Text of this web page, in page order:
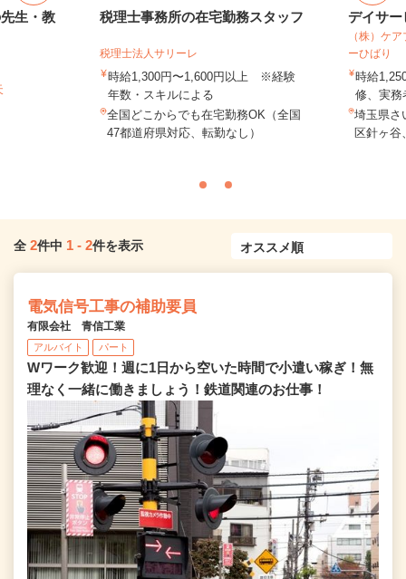
生・教 税理士事務所の在宅勤務スタッフ
税理士法人サリーレ
時給1,300円〜1,600円以上 ※経験
年数・スキルによる
全国どこからでも在宅勤務OK（全国
47都道府県対応、転勤なし）
デイサー
（株）ケ
ーひばり
時給
修、実務
埼玉県さ
区針ヶ谷
全 2件中 1 - 2件を表示
電気信号工事の補助要員
有限会社 青信工業
アルバイト パート
Wワーク歓迎！週に1日から空いた時間で小遣い稼ぎ！無
理なく一緒に働きましょう！鉄道関連のお仕事！